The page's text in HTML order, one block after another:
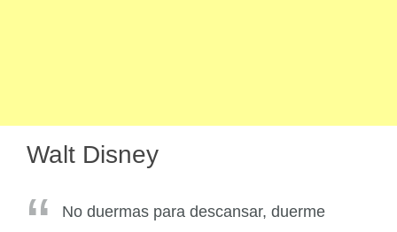
Walt Disney
No duermas para descansar, duerme